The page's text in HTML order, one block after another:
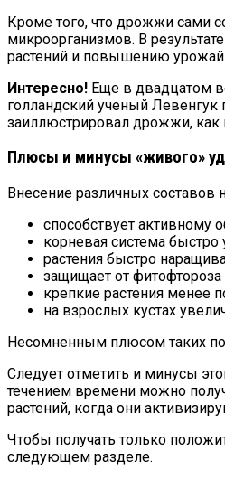
Кроме того, что дрожжи сами
микроорганизмов. В
растений и повышению
Интересно! Еще в двадцатом
голландский ученый
заиллюстрировал дрожжи, как
Плюсы и минусы «живого»
Внесение различных
способствует активному
корневая система быстро
растения быстро
защищает от
крепкие растения менее
на взрослых кустах
Несомненным плюсом таких
Следует отметить и минусы
течением времени можно
растений, когда они
Чтобы получать только
следующем разделе.